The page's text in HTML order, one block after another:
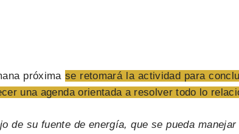
próxima se retomará la actividad para
una agenda orientada a resolver todo lo
de su fuente de energía, que se pueda